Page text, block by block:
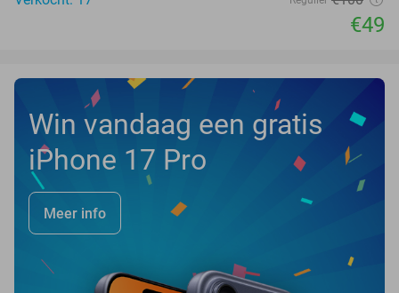
€49
Win vandaag een gratis
iPhone 17 Pro
Meer info